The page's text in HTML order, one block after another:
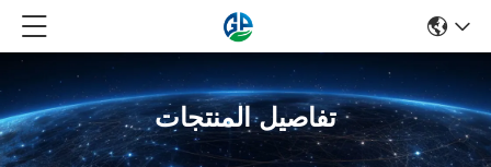
تفاصيل المنتجات